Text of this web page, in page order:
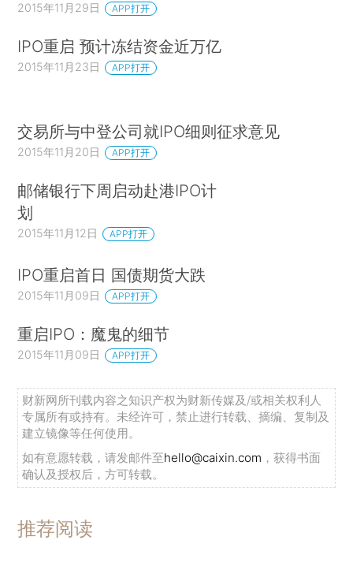
2015年11月29日 APP打开
IPO重启 预计冻结资金近万亿
2015年11月23日 APP打开
交易所与中登公司就IPO细则征求意见
2015年11月20日 APP打开
邮储银行下周启动赴港IPO计
划
2015年11月12日 APP打开
IPO重启首日 国债期货大跌
2015年11月09日 APP打开
重启IPO：魔鬼的细节
2015年11月09日 APP打开
财新网所刊载内容之知识产权为财新传媒及/或相关权利人
专属所有或持有。未经许可，禁止进行转载、摘编、复制及
建立镜像等任何使用。
如有意愿转载，请发邮件至hello@caixin.com ，获得书面
确认及授权后，方可转载。
推荐阅读